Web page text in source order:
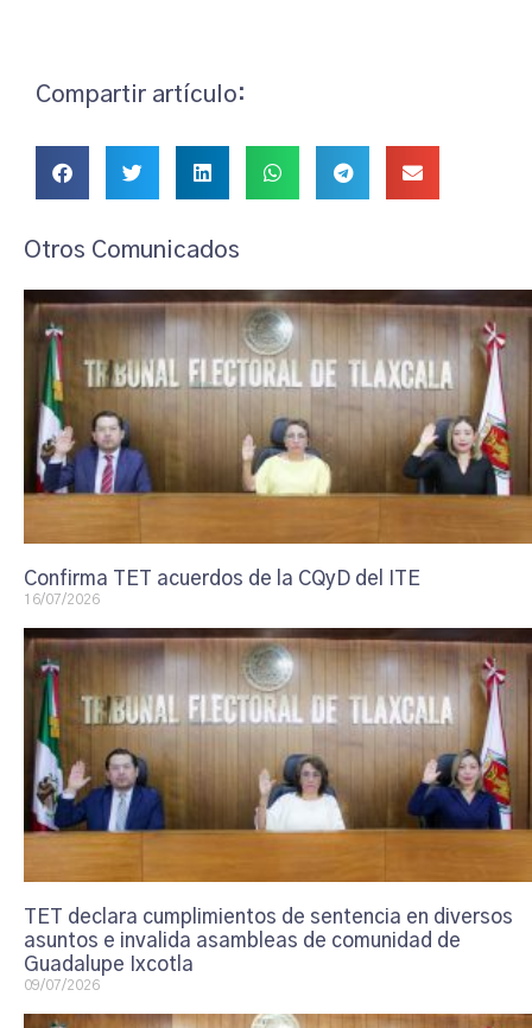
Compartir artículo:
Otros Comunicados
Confirma TET acuerdos de la CQyD del ITE
16/07/2026
TET declara cumplimientos de sentencia en diversos
asuntos e invalida asambleas de comunidad de
Guadalupe Ixcotla
09/07/2026